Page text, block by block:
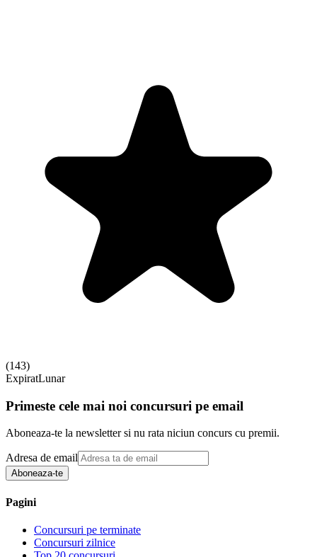
(143)
ExpiratLunar
Primeste cele mai noi concursuri pe email
Aboneaza-te la newsletter si nu rata niciun concurs cu premii.
Adresa de email
Aboneaza-te
Pagini
Concursuri pe terminate
Concursuri zilnice